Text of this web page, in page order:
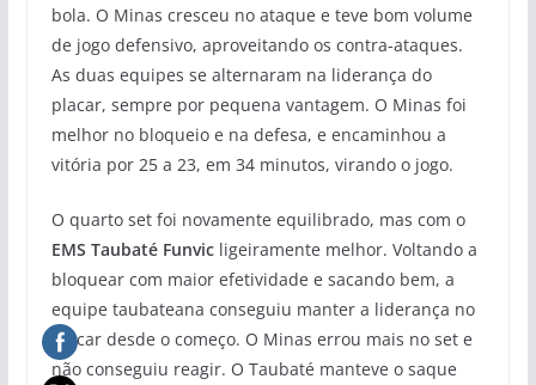
bola. O Minas cresceu no ataque e teve bom volume
de jogo defensivo, aproveitando os contra-ataques.
As duas equipes se alternaram na liderança do
placar, sempre por pequena vantagem. O Minas foi
melhor no bloqueio e na defesa, e encaminhou a
vitória por 25 a 23, em 34 minutos, virando o jogo.
O quarto set foi novamente equilibrado, mas com o
EMS Taubaté Funvic ligeiramente melhor. Voltando a
bloquear com maior efetividade e sacando bem, a
equipe taubateana conseguiu manter a liderança no
placar desde o começo. O Minas errou mais no set e
não conseguiu reagir. O Taubaté manteve o saque